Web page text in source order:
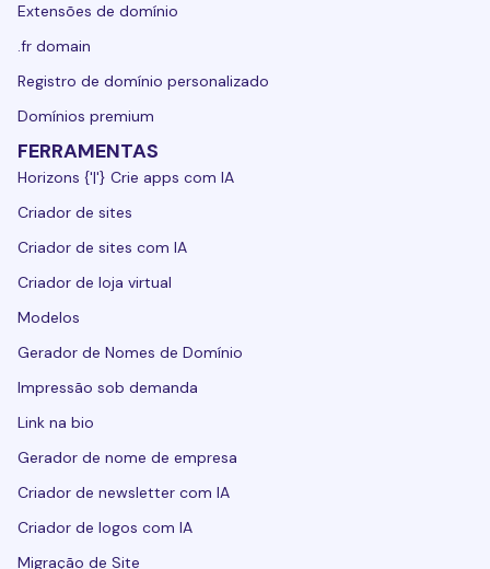
Extensões de domínio
.fr domain
Registro de domínio personalizado
Domínios premium
FERRAMENTAS
Horizons {'|'} Crie apps com IA
Criador de sites
Criador de sites com IA
Criador de loja virtual
Modelos
Gerador de Nomes de Domínio
Impressão sob demanda
Link na bio
Gerador de nome de empresa
Criador de newsletter com IA
Criador de logos com IA
Migração de Site